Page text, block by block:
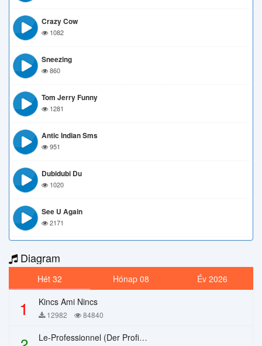
Crazy Cow
1082
Sneezing
860
Tom Jerry Funny
1281
Antic Indian Sms
951
Dubidubi Du
1020
See U Again
2171
Diagram
Hét 32 Hónap 08 Év 2026
1 Kincs Ami Nincs
12982 84840
Le-Professionnel (Der Profi) – Chi Mai